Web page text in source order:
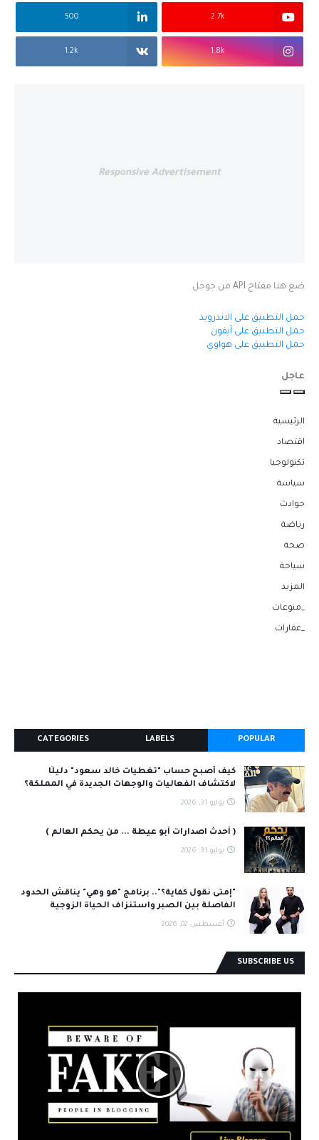
2.7k
500
1.8k
1.2k
Responsive Advertisement
ضع هنا مفتاح API من جوجل
حمل التطبيق على الاندرويد
حمل التطبيق على آيفون
حمل التطبيق على هواوي
عاجل
الرئيسية
اقتصاد
تكنولوجيا
سياسة
حوادث
رياضة
صحة
سياحة
المزيد
_منوعات
_عقارات
POPULAR
LABELS
CATEGORIES
كيف أصبح حساب "تغطيات خالد سعود" دليلًا
لاكتشاف الفعاليات والوجهات الجديدة في المملكة؟
يوليو 31, 2026
( أحدث اصدارات أبو عيطة ... من يحكم العالم )
يوليو 31, 2026
"إمتى نقول كفاية؟".. برنامج "هو وهي" يناقش الحدود
الفاصلة بين الصبر واستنزاف الحياة الزوجية
أغسطس 02, 2026
SUBSCRIBE US